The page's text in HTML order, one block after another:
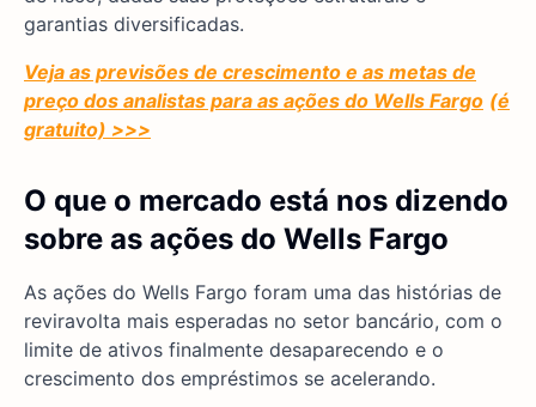
garantias diversificadas.
Veja as previsões de crescimento e as metas de
preço dos analistas para as ações do Wells Fargo (é
gratuito) >>>
O que o mercado está nos dizendo
sobre as ações do Wells Fargo
As ações do Wells Fargo foram uma das histórias de
reviravolta mais esperadas no setor bancário, com o
limite de ativos finalmente desaparecendo e o
crescimento dos empréstimos se acelerando.